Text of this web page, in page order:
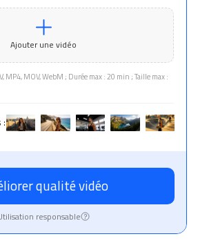
Ajouter une vidéo
MP4, MOV, WebM ; Durée max : 20 min ; Taille max :
:
qualité vidéo
responsable